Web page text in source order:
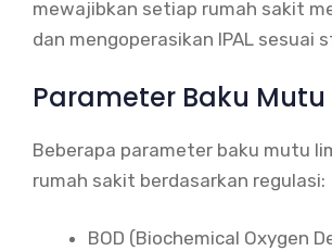
mewajibkan setiap rumah sakit
dan mengoperasikan IPAL sesuai
Parameter Baku Mutu
Beberapa parameter baku mutu
rumah sakit berdasarkan regulasi:
BOD (Biochemical Oxygen